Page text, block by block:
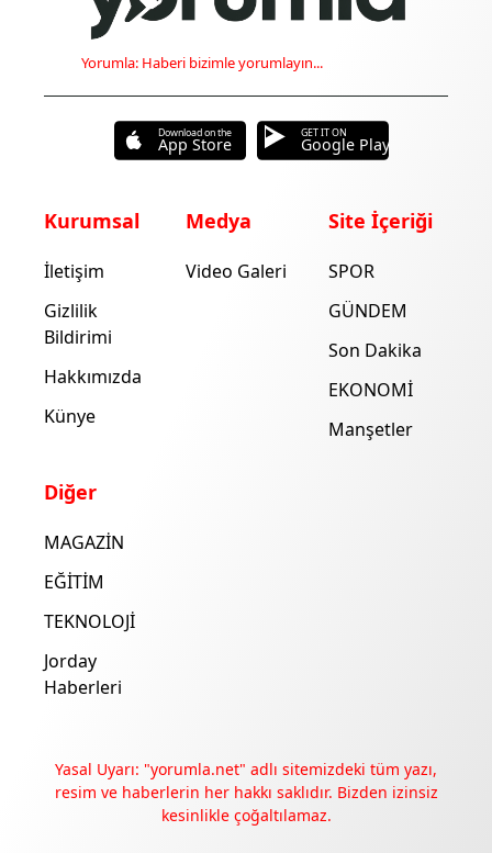
Yorumla: Haberi bizimle yorumlayın...
Download on the
App Store
GET IT ON
Google Play
Kurumsal
İletişim
Gizlilik
Bildirimi
Hakkımızda
Künye
Medya
Video Galeri
Site İçeriği
SPOR
GÜNDEM
Son Dakika
EKONOMİ
Manşetler
Diğer
MAGAZİN
EĞİTİM
TEKNOLOJİ
Jorday
Haberleri
Yasal Uyarı: "yorumla.net" adlı sitemizdeki tüm yazı,
resim ve haberlerin her hakkı saklıdır. Bizden izinsiz
kesinlikle çoğaltılamaz.